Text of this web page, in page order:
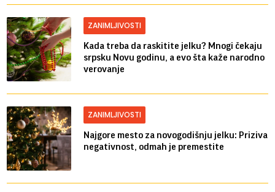
ZANIMLJIVOSTI
Kada treba da raskitite jelku? Mnogi čekaju
srpsku Novu godinu, a evo šta kaže narodno
verovanje
ZANIMLJIVOSTI
Najgore mesto za novogodišnju jelku: Priziva
negativnost, odmah je premestite